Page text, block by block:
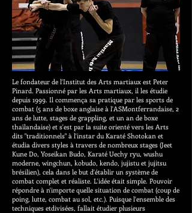
Le fondateur de l'Institut des Arts martiaux est Peter
Pinard. Passionné par les Arts martiaux, il les étudie
depuis 1999. Il commença sa pratique par les sports de
combat (5 ans de boxe anglaise à l'ASMontferrandaise, 2
ans de lutte, stages de grappling, et un an de boxe
thaïlandaise) et s'est par la suite orienté vers les Arts
dits "traditionnels" à l'instar du Karaté Shotokan et
étudia divers styles à travers de nombreux stages (Jeet
Kune Do, Yoseikan Budo, Karaté Uechy ryu, wushu
moderne, wingchun, kobudo, kendo, jujistu et jujitsu
brésilien), cela dans le but d'établir un système de
combat complet et réaliste. L'idée était simple. Pouvoir
répondre à n'importe quelle situation de combat (coup de
poing, lutte, combat au sol, etc.). Puisque l'ensemble des
techniques etdivisées, fallait étudier plusieurs